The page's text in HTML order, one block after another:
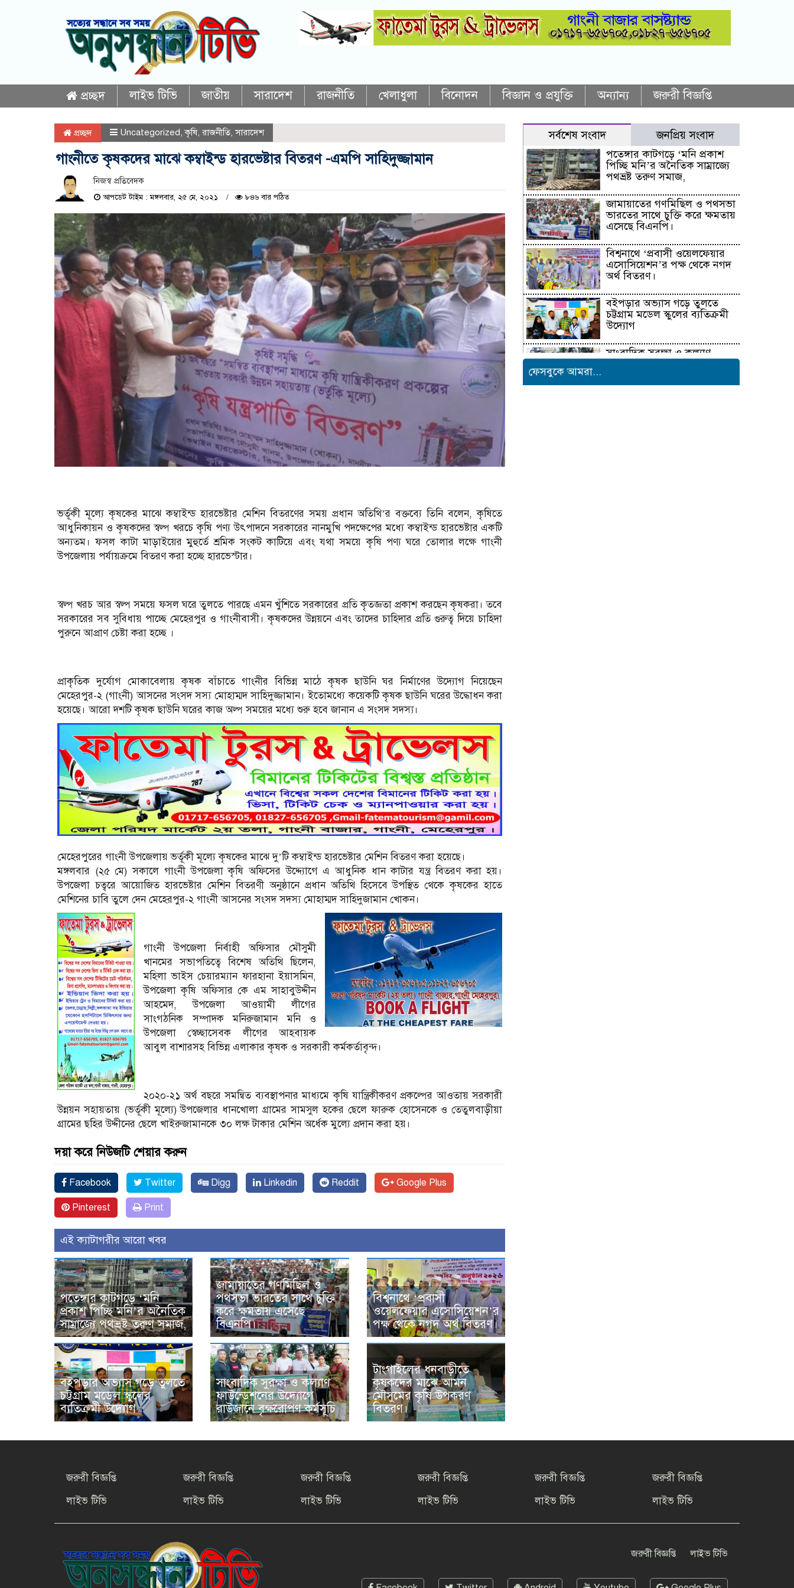
প্রচ্ছদ লাইভ টিভি জাতীয় সারাদেশ রাজনীতি খেলাধুলা বিনোদন বিজ্ঞান ও প্রযুক্তি অন্যান্য জরুরী বিজ্ঞপ্তি
প্রচ্ছদ Uncategorized,কৃষি, রাজনীতি,সারাদেশ
গাংনীতে কৃষকদের মাঝে কম্বাইন্ড হারভেষ্টার বিতরণ -এমপি সাহিদুজ্জামান
নিজস্ব প্রতিবেদক
আপডেট টাইম : মঙ্গলবার, ২৫ মে, ২০২১ ৮৪৬ বার পঠিত
ভর্তূকী মূল্যে কৃষকের মাঝে কম্বাইন্ড হারভেষ্টার মেশিন বিতরণের সময় প্রধান অতিথি’র বক্তব্যে তিনি বলেন, কৃষিতে
আধুনিকায়ন ও কৃষকদের স্বল্প খরচে কৃষি পণ্য উৎপাদনে সরকারের নানমুখি পদক্ষেপের মধ্যে কম্বাইন্ড হারভেষ্টার একটি
অন্যতম। ফসল কাটা মাড়াইয়ের মুহুর্তে শ্রমিক সংকট কাটিয়ে এবং যথা সময়ে কৃষি পণ্য ঘরে তোলার লক্ষে গাংনী
উপজেলায় পর্যায়ক্রমে বিতরণ করা হচ্ছে হারভেস্টার।
স্বল্প খরচ আর স্বল্প সময়ে ফসল ঘরে তুলতে পারছে এমন খুঁশিতে সরকারের প্রতি কৃতজ্ঞতা প্রকাশ করছেন কৃষকরা। তবে
সরকারের সব সুবিধায় পাচ্ছে মেহেরপুর ও গাংনীবাসী। কৃষকদের উন্নয়নে এবং তাদের চাহিদার প্রতি গুরুত্ব দিয়ে চাহিদা
পুরুনে আপ্রাণ চেষ্টা করা হচ্ছে ।
প্রাকৃতিক দুর্যোগ মোকাবেলায় কৃষক বাঁচাতে গাংনীর বিভিন্ন মাঠে কৃষক ছাউনি ঘর নির্মাণের উদ্যোগ নিয়েছেন
মেহেরপুর-২ (গাংনী) আসনের সংসদ সস্য মোহাম্মদ সাহিদুজ্জামান। ইতোমধ্যে কয়েকটি কৃষক ছাউনি ঘরের উদ্ধোধন করা
হয়েছে। আরো দশটি কৃষক ছাউনি ঘরের কাজ অল্প সময়ের মধ্যে শুরু হবে জানান এ সংসদ সদস্য।
মেহেরপুরের গাংনী উপজেলায় ভর্তূকী মূল্যে কৃষকের মাঝে দু’টি কম্বাইন্ড হারভেষ্টার মেশিন বিতরণ করা হয়েছে।
মঙ্গলবার (২৫ মে) সকালে গাংনী উপজেলা কৃষি অফিসের উদ্দ্যোগে এ আধুনিক ধান কাটার যন্ত্র বিতরণ করা হয়।
উপজেলা চত্বরে আয়োজিত হারভেষ্টার মেশিন বিতরণী অনুষ্ঠানে প্রধান অতিথি হিসেবে উপস্থিত থেকে কৃষকের হাতে
মেশিনের চাবি তুলে দেন মেহেরপুর-২ গাংনী আসনের সংসদ সদস্য মোহাম্মদ সাহিদুজামান খোকন।
গাংনী উপজেলা নির্বাহী অফিসার মৌসুমী
খানমের সভাপতিত্বে বিশেষ অতিথি ছিলেন,
মহিলা ভাইস চেয়ারম্যান ফারহানা ইয়াসমিন,
উপজেলা কৃষি অফিসার কে এম সাহাবুউদ্দীন
আহমেদ, উপজেলা আওয়ামী লীগের
সাংগঠনিক সম্পাদক মনিরুজামান মনি ও
উপজেলা স্বেচ্ছাসেবক লীগের আহবায়ক
আবুল বাশারসহ বিভিন্ন এলাকার কৃষক ও সরকারী কর্মকর্তাবৃন্দ।
২০২০-২১ অর্থ বছরে সমন্বিত ব্যবস্থাপনার মাধ্যমে কৃষি যান্ত্রিকীকরণ প্রকল্পের আওতায় সরকারী
উন্নয়ন সহায়তায় (ভর্তূকী মূল্যে) উপজেলার ধানখোলা গ্রামের সামসুল হকের ছেলে ফারুক হোসেনকে ও তেতুলবাড়ীয়া
গ্রামের ছহির উদ্দীনের ছেলে খাইরুজামানকে ৩০ লক্ষ টাকার মেশিন অর্ধেক মুল্যে প্রদান করা হয়।
দয়া করে নিউজটি শেয়ার করুন
Facebook Twitter Digg Linkedin Reddit Google Plus
Pinterest Print
এই ক্যাটাগরীর আরো খবর
পতেঙ্গার কাটগড়ে ‘মনি
প্রকাশ পিচ্ছি মনি’র অনৈতিক
সাম্রাজ্যে পথভ্রষ্ট তরুণ সমাজ,
জামায়াতের গণমিছিল ও
পথসভা ভারতের সাথে চুক্তি
করে ক্ষমতায় এসেছে
বিএনপি।
বিশ্বনাথে ‘প্রবাসী
ওয়েলফেয়ার এসোসিয়েশন’র
পক্ষ থেকে নগদ অর্থ বিতরণ।
বইপড়ার অভ্যাস গড়ে তুলতে
চট্টগ্রাম মডেল স্কুলের
ব্যতিক্রমী উদ্যোগ
সাংবাদিক সুরক্ষা ও কল্যাণ
ফাউন্ডেশনের উদ্যোগে
রাউজানে বৃক্ষরোপণ কর্মসূচি
টাংগাইলের ধনবাড়ীতে
কৃষকদের মাঝে আমন
মৌসুমের কৃষি উপকরণ
বিতরণ।
সর্বশেষ সংবাদ জনপ্রিয় সংবাদ
পতেঙ্গার কাটগড়ে ‘মনি প্রকাশ
পিচ্ছি মনি’র অনৈতিক সাম্রাজ্যে
পথভ্রষ্ট তরুণ সমাজ,
জামায়াতের গণমিছিল ও পথসভা
ভারতের সাথে চুক্তি করে ক্ষমতায়
এসেছে বিএনপি।
বিশ্বনাথে ‘প্রবাসী ওয়েলফেয়ার
এসোসিয়েশন’র পক্ষ থেকে নগদ
অর্থ বিতরণ।
বইপড়ার অভ্যাস গড়ে তুলতে
চট্টগ্রাম মডেল স্কুলের ব্যতিক্রমী
উদ্যোগ
সাংবাদিক সুরক্ষা ও কল্যাণ
ফেসবুকে আমরা...
জরুরী বিজ্ঞপ্তি
লাইভ টিভি
জরুরী বিজ্ঞপ্তি
লাইভ টিভি
জরুরী বিজ্ঞপ্তি
লাইভ টিভি
জরুরী বিজ্ঞপ্তি
লাইভ টিভি
জরুরী বিজ্ঞপ্তি
লাইভ টিভি
জরুরী বিজ্ঞপ্তি
লাইভ টিভি
জরুরী বিজ্ঞপ্তি লাইভ টিভি